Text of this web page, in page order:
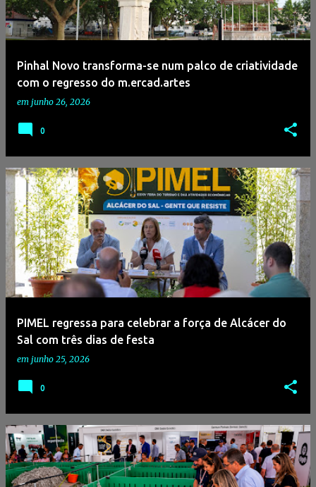
Pinhal Novo transforma-se num palco de criatividade
com o regresso do m.ercad.artes
em junho 26, 2026
0
PIMEL regressa para celebrar a força de Alcácer do
Sal com três dias de festa
em junho 25, 2026
0